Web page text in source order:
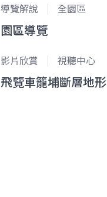
導覽解說
園區導覽
全園區
影片欣賞
飛覽車籠埔斷層地形
視聽中心